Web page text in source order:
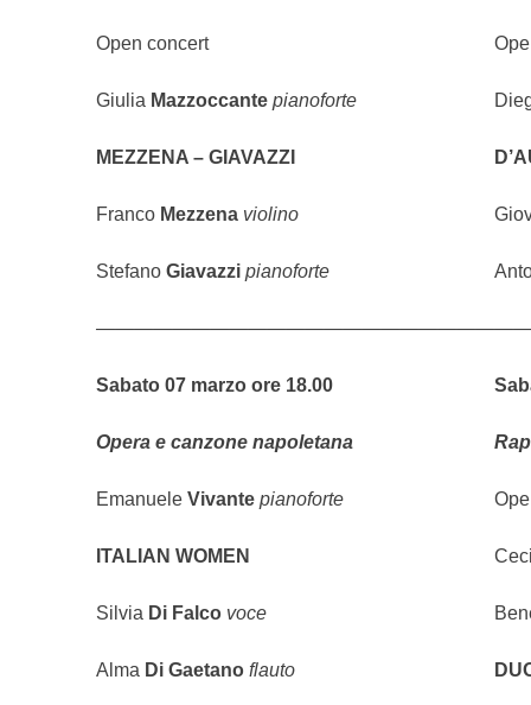
Open concert
Giulia Mazzoccante pianoforte
MEZZENA – GIAVAZZI
Franco Mezzena violino
Stefano Giavazzi pianoforte
—————————————————————
Sabato 07 marzo ore 18.00
Opera e canzone napoletana
Emanuele Vivante pianoforte
ITALIAN WOMEN
Silvia Di Falco voce
Alma Di Gaetano flauto